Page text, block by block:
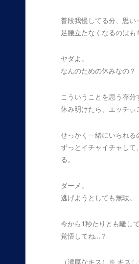
普段我慢してる分、思い
足腰立たなくなるのは
ヤダよ。
なんのための休みなの？
こういうことを思う存分
休み明けたら、エッチぃ
せっかく一緒にいられる
ずっとイチャイチャし
る。
ダーメ。
逃げようとしても無駄。
今から1秒たりとも離し
覚悟してね…？
（濃厚なキス）※ キス